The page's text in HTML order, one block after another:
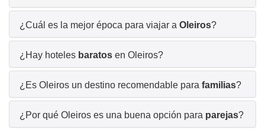
¿Cuál es la mejor época para viajar a Oleiros?
¿Hay hoteles baratos en Oleiros?
¿Es Oleiros un destino recomendable para familias?
¿Por qué Oleiros es una buena opción para parejas?